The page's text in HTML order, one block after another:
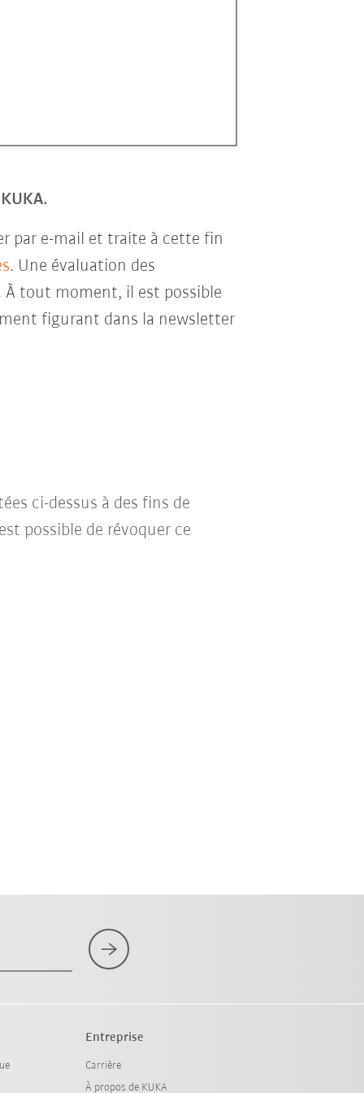
par e-mail et traite à cette fin
. Une évaluation des
À tout moment, il est possible
figurant dans la newsletter
ci-dessus à des fins de
possible de révoquer ce
Entreprise
Carrière
À propos de KUKA